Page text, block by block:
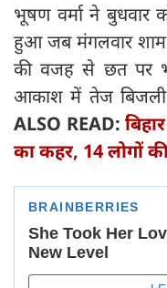
भूषण वर्मा ने बुधवार
हुआ जब मंगलवार शाम
की वजह से छत पर
आकाश में तेज बिजली
ALSO READ:
का कहर, 14 लोगों